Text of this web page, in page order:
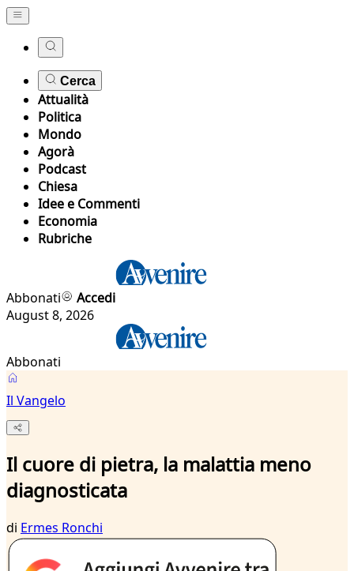
Cerca
Attualità
Politica
Mondo
Agorà
Podcast
Chiesa
Idee e Commenti
Economia
Rubriche
Abbonati
Accedi
August 8, 2026
Abbonati
Il Vangelo
Il cuore di pietra, la malattia meno
diagnosticata
di Ermes Ronchi